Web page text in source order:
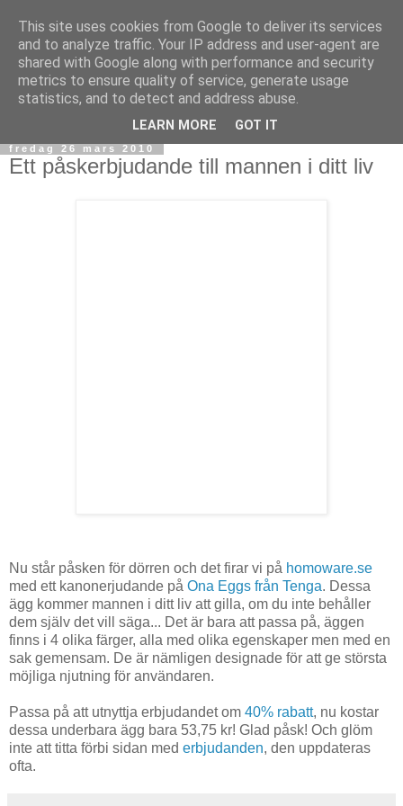
fredag 26 mars 2010
Ett påskerbjudande till mannen i ditt liv
Nu står påsken för dörren och det firar vi på homoware.se
med ett kanonerjudande på Ona Eggs från Tenga. Dessa
ägg kommer mannen i ditt liv att gilla, om du inte behåller
dem själv det vill säga... Det är bara att passa på, äggen
finns i 4 olika färger, alla med olika egenskaper men med en
sak gemensam. De är nämligen designade för att ge största
möjliga njutning för användaren.
Passa på att utnyttja erbjudandet om 40% rabatt, nu kostar
dessa underbara ägg bara 53,75 kr! Glad påsk! Och glöm
inte att titta förbi sidan med erbjudanden, den uppdateras
ofta.
This site uses cookies from Google to deliver its services
and to analyze traffic. Your IP address and user-agent are
shared with Google along with performance and security
metrics to ensure quality of service, generate usage
statistics, and to detect and address abuse.
LEARN MORE GOT IT